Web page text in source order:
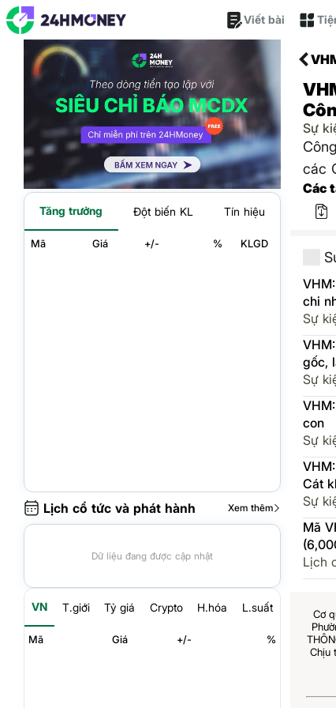
Viết bài
Tăng trưởng Đột biến KL Tín hiệu
Mã Giá +/- % KLGD
Lịch cổ tức và phát hành Xem thêm
Dữ liệu đang được cập nhật
VN T.giới Tỷ giá Crypto H.hóa L.suất
Mã Giá +/- %
Sự
các
Các
chi
Sự
gốc,
đầu
Sự
con
Sự
Cát
Sự
Mã
Lịch
Cơ
Chịu